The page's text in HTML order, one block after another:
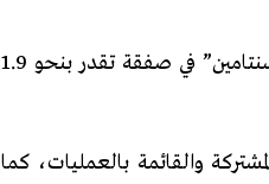
والثلاثاء، وافقت “أنغلو غولد أشانتي” على شراء شركة “سنتامين” في صفقة تقدر بنحو 1.9
والقائمة بالعمليات، كما